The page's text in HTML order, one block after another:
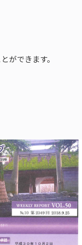
ができます。